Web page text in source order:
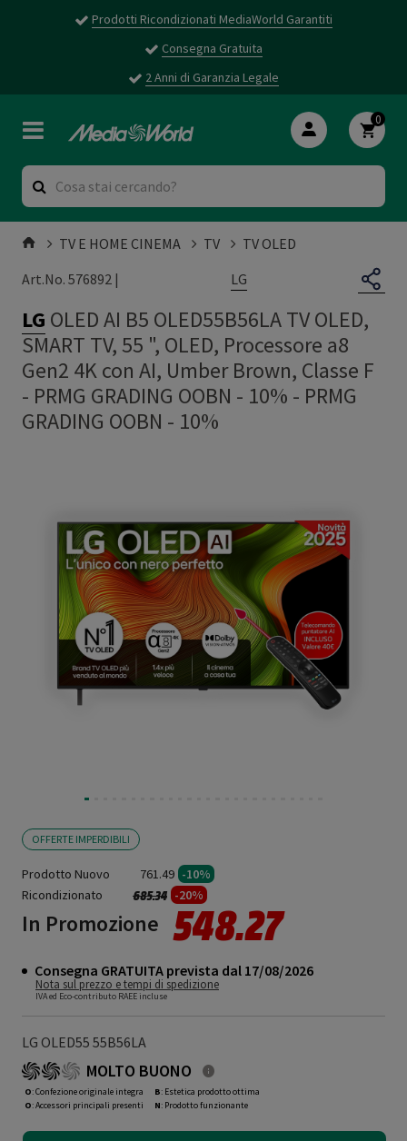
Prodotti Ricondizionati MediaWorld Garantiti
Consegna Gratuita
2 Anni di Garanzia Legale
0
TV E HOME CINEMA TV
TV OLED
Art.No. 576892 |
LG
LG OLED AI B5 OLED55B56LA TV OLED,
SMART TV, 55 ", OLED, Processore a8
Gen2 4K con AI, Umber Brown, Classe F
- PRMG GRADING OOBN - 10% - PRMG
GRADING OOBN - 10%
OFFERTE IMPERDIBILI
Prodotto Nuovo 761.49 -10%
Ricondizionato
Prezzo ridotto da
685.34a -20%
In Promozione 548.27
Consegna GRATUITA prevista dal 17/08/2026
Nota sul prezzo e tempi di spedizione
IVA ed Eco-contributo RAEE incluse
LG OLED55 55B56LA
MOLTO BUONO
O: Confezione originale integra
O: Accessori principali presenti
B: Estetica prodotto ottima
N: Prodotto funzionante